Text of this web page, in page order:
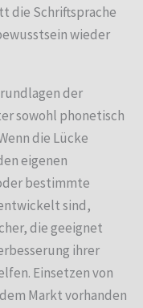
die Schriftsprache
wieder
der
sowohl phonetisch
die Lücke
eigenen
bestimmte
sind,
die geeignet
ihrer
Einsetzen von
Markt vorhanden